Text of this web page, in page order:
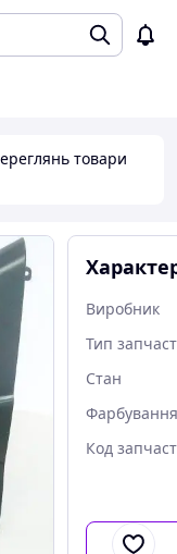
товари
Виробник
Тип
Стан
Код